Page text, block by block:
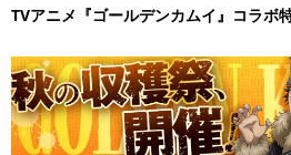
TVアニメ『ゴールデンカムイ』コラボ